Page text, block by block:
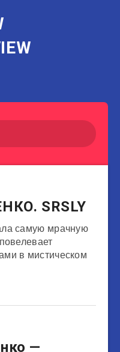
Актеры
SRSLY
самую мрачную
в мистическом
—